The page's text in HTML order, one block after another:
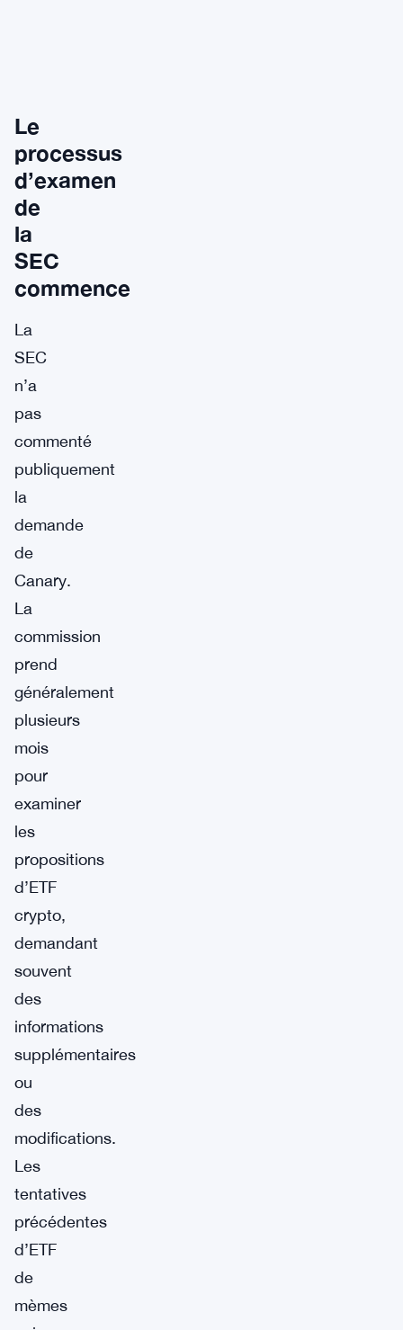
Le
processus
d’examen
de
la
SEC
commence
La
SEC
n’a
pas
commenté
publiquement
la
demande
de
Canary.
La
commission
prend
généralement
plusieurs
mois
pour
examiner
les
propositions
d’ETF
crypto,
demandant
souvent
des
informations
supplémentaires
ou
des
modifications.
Les
tentatives
précédentes
d’ETF
de
mèmes